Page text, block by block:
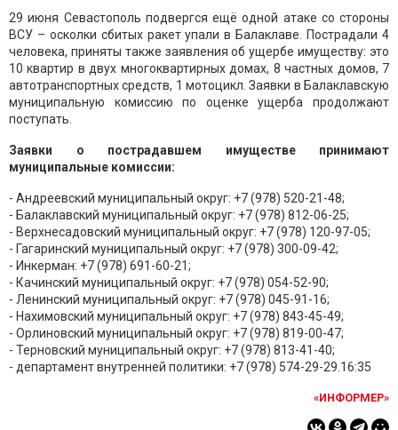
29 июня Севастополь подвергся ещё одной атаке со стороны
ВСУ – осколки сбитых ракет упали в Балаклаве. Пострадали 4
человека, приняты также заявления об ущербе имуществу: это
10 квартир в двух многоквартирных домах, 8 частных домов, 7
автотранспортных средств, 1 мотоцикл. Заявки в Балаклавскую
муниципальную комиссию по оценке ущерба продолжают
поступать.
Заявки о пострадавшем имуществе принимают
муниципальные комиссии:
- Андреевский муниципальный округ: +7 (978) 520-21-48;
- Балаклавский муниципальный округ: +7 (978) 812-06-25;
- Верхнесадовский муниципальный округ: +7 (978) 120-97-05;
- Гагаринский муниципальный округ: +7 (978) 300-09-42;
- Инкерман: +7 (978) 691-60-21;
- Качинский муниципальный округ: +7 (978) 054-52-90;
- Ленинский муниципальный округ: +7 (978) 045-91-16;
- Нахимовский муниципальный округ: +7 (978) 843-45-49;
- Орлиновский муниципальный округ: +7 (978) 819-00-47;
- Терновский муниципальный округ: +7 (978) 813-41-40;
- департамент внутренней политики: +7 (978) 574-29-29.16:35
«ИНФОРМЕР»